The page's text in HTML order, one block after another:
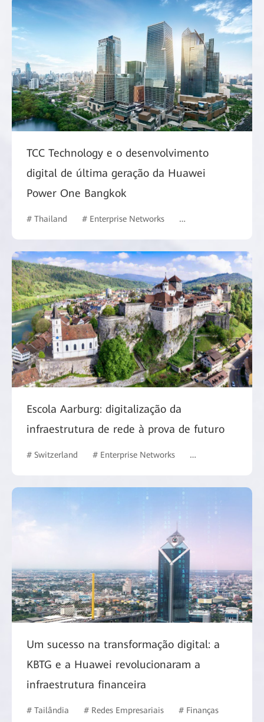
TCC Technology e o desenvolvimento
digital de última geração da Huawei
Power One Bangkok
# Thailand # Enterprise Networks # Campus Network
Escola Aarburg: digitalização da
infraestrutura de rede à prova de futuro
# Switzerland # Enterprise Networks # Education
Um sucesso na transformação digital: a
KBTG e a Huawei revolucionaram a
infraestrutura financeira
# Tailândia # Redes Empresariais # Finanças